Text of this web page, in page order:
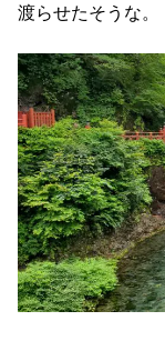
渡らせたそうな。